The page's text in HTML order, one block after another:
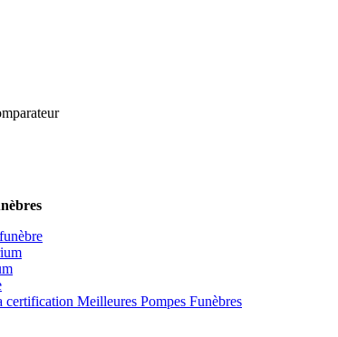
certification Meilleures Pompes Funèbres